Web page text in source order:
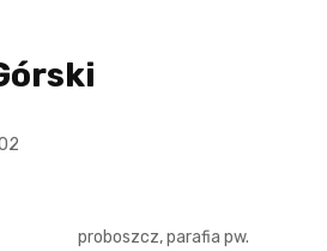
proboszcz, parafia pw.